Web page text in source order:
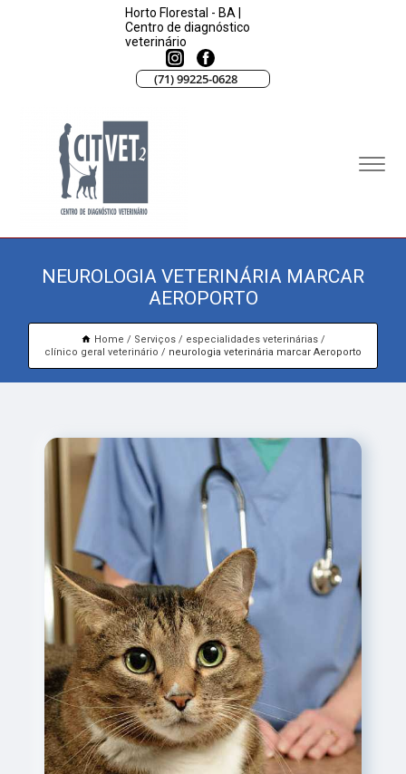
Horto Florestal - BA |
Centro de diagnóstico
veterinário
(71) 99225-0628
NEUROLOGIA VETERINÁRIA MARCAR
AEROPORTO
Home Serviços
especialidades veterinárias
clínico geral veterinário
neurologia veterinária marcar Aeroporto